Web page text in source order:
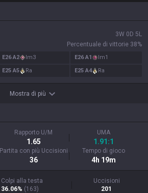
3W 0 D 5 L
Percentuale di vittorie 38%
E26A2 Im3 E26A1 Im1
E25 A5 Ra E25 A4 Ra
Mostra di più
Rapporto U/M
1.65
UMA
1.91:1
Partita con più Uccisioni
36
Tempo di gioco
4h 19m
Colpi alla testa
36.06% (163)
Uccisioni
201